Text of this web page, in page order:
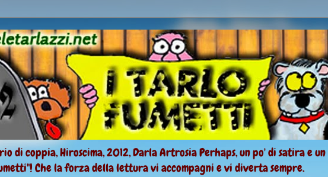
di coppia, Hiroscima, 2012, Darla Artrosia Perhaps, un po' di satira e
Che la forza della lettura vi accompagni e vi diverta sempre.